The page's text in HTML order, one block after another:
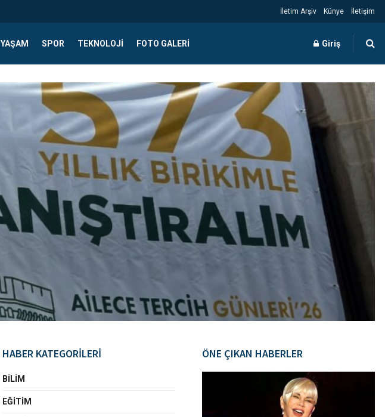
İletim Arşiv Künye İletişim
YAŞAM SPOR TEKNOLOJI FOTO GALERI Giriş
HABER KATEGORİLERİ
BILIM
EĞITIM
ÖNE ÇIKAN HABERLER